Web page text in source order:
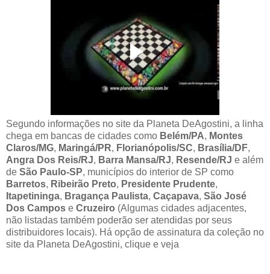
Segundo informações no site da Planeta DeAgostini, a linha
chega em bancas de cidades como Belém/PA, Montes
Claros/MG, Maringá/PR, Florianópolis/SC, Brasília/DF,
Angra Dos Reis/RJ, Barra Mansa/RJ, Resende/RJ e além
de São Paulo-SP, municípios do interior de SP como
Barretos, Ribeirão Preto, Presidente Prudente,
Itapetininga, Bragança Paulista, Caçapava, São José
Dos Campos e Cruzeiro (Algumas cidades adjacentes,
não listadas também poderão ser atendidas por seus
distribuidores locais). Há opção de assinatura da coleção no
site da Planeta DeAgostini, clique e veja